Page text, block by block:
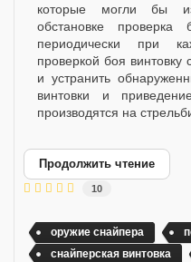
которые могли бы
обстановке проверка
периодически при
проверкой боя винтовку
и устранить
винтовки и
производятся на
Продолжить чтение
10
оружие снайпера
снайперская винтовка